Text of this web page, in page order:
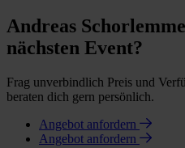
Andreas
nächsten Event?
Frag unverbindlich Preis und
beraten dich gern persönlich.
Angebot anfordern
Angebot anfordern